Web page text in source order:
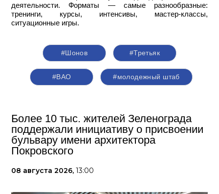
деятельности. Форматы — самые разнообразные:
тренинги, курсы, интенсивы, мастер-классы,
ситуационные игры.
#Шонов #Третьяк
#ВАО #молодежный штаб
Более 10 тыс. жителей Зеленограда
поддержали инициативу о присвоении
бульвару имени архитектора
Покровского
08 августа 2026, 13:00